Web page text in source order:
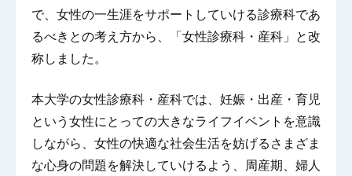
で、女性の一生涯をサポートしていける診療科であ
るべきとの考え方から、「女性診療科・産科」と改
称しました。
本大学の女性診療科・産科では、妊娠・出産・育児
という女性にとっての大きなライフイベントを意識
しながら、女性の快適な社会生活を妨げるさまざま
な心身の問題を解決していけるよう、周産期、婦人